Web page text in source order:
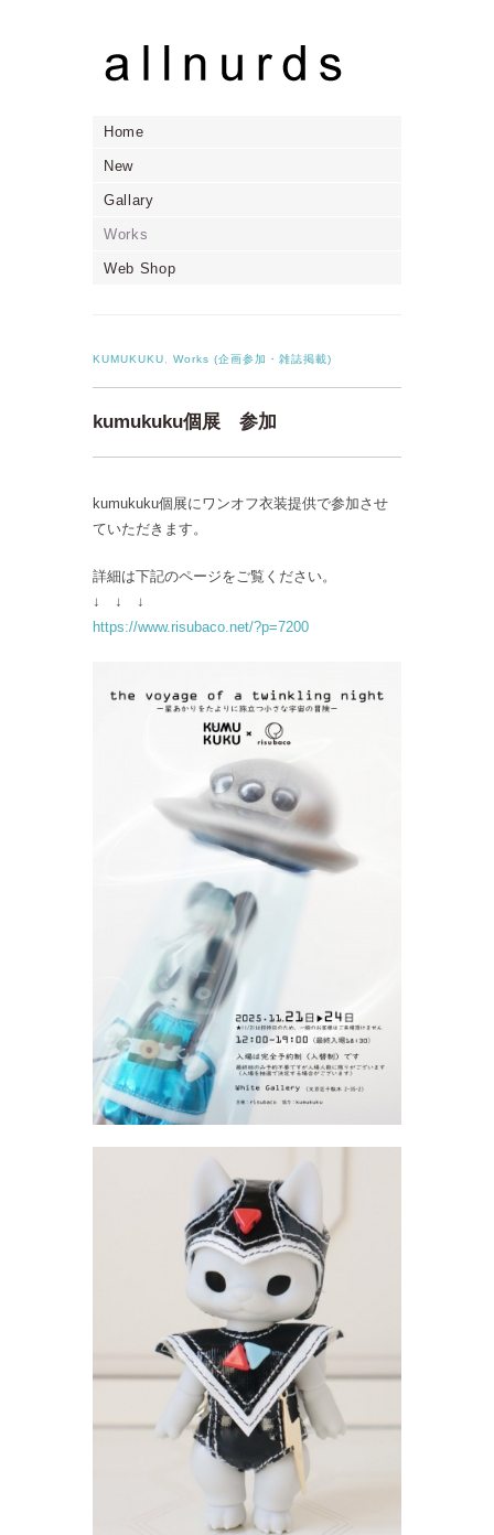
Home
New
Gallary
Works
Web Shop
KUMUKUKU Works (企画参加・雑誌掲載)
kumukuku個展 参加
kumukuku個展にワンオフ衣装提供で参加させ
ていただきます。
詳細は下記のページをご覧ください。
↓ ↓ ↓
https://www.risubaco.net/?p=7200